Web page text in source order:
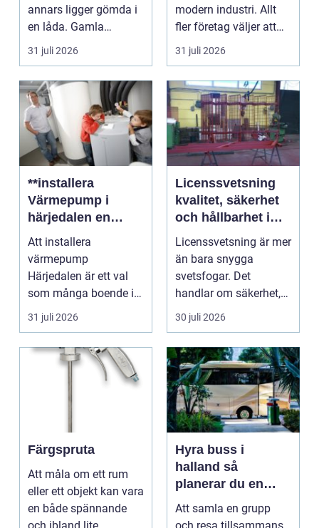
annars ligger gömda i
en låda. Gamla
smycken, ärvda
föremål el...
31 juli 2026
modern industri. Allt
fler företag väljer att
lägga ut...
31 juli 2026
**installera
Värmepump i
härjedalen en
hållbar
framtidslösning**
Att installera
värmepump
Härjedalen är ett val
som många boende i
denna vackra del av
Sverige gör fö...
31 juli 2026
Licenssvetsning
kvalitet, säkerhet
och hållbarhet i
varje fog
Licenssvetsning är mer
än bara snygga
svetsfogar. Det
handlar om säkerhet,
hållbarhet och att följa
30 juli 2026
Färgspruta
Att måla om ett rum
eller ett objekt kan vara
en både spännande
Hyra buss i
halland så
planerar du en
trygg och smidig
resa
Att samla en grupp